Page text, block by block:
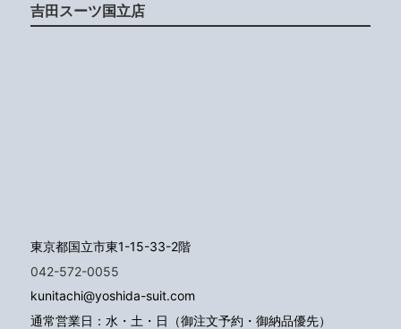
吉田スーツ国立店
東京都国立市東1-15-33-2階
042-572-0055
kunitachi@yoshida-suit.com
通常営業日：水・土・日（御注文予約・御納品優先）